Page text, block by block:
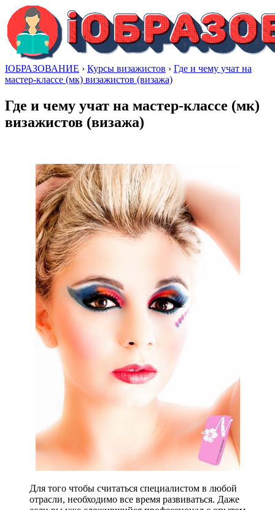
IОБРАЗОВАНИЕ › Курсы визажистов › Где и чему учат на
мастер-классе (мк) визажистов (визажа)
Где и чему учат на мастер-классе (мк)
визажистов (визажа)
Для того чтобы считаться специалистом в любой
отрасли, необходимо все время развиваться. Даже